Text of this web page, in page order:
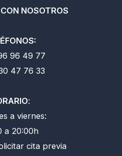
NOSOTROS
96 49 77
47 76 33
:
a viernes:
a 20:00h
cita previa